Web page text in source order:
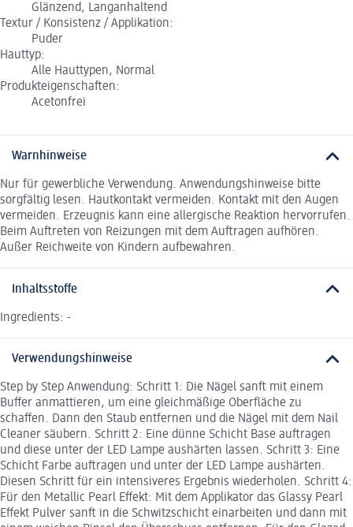
Glänzend, Langanhaltend
Textur / Konsistenz / Applikation:
Puder
Hauttyp:
Alle Hauttypen, Normal
Produkteigenschaften:
Acetonfrei
Warnhinweise
Nur für gewerbliche Verwendung. Anwendungshinweise bitte
sorgfältig lesen. Hautkontakt vermeiden. Kontakt mit den Augen
vermeiden. Erzeugnis kann eine allergische Reaktion hervorrufen.
Beim Auftreten von Reizungen mit dem Auftragen aufhören.
Außer Reichweite von Kindern aufbewahren.
Inhaltsstoffe
Ingredients: -
Verwendungshinweise
Step by Step Anwendung: Schritt 1: Die Nägel sanft mit einem
Buffer anmattieren, um eine gleichmäßige Oberfläche zu
schaffen. Dann den Staub entfernen und die Nägel mit dem Nail
Cleaner säubern. Schritt 2: Eine dünne Schicht Base auftragen
und diese unter der LED Lampe aushärten lassen. Schritt 3: Eine
Schicht Farbe auftragen und unter der LED Lampe aushärten.
Diesen Schritt für ein intensiveres Ergebnis wiederholen. Schritt 4:
Für den Metallic Pearl Effekt: Mit dem Applikator das Glassy Pearl
Effekt Pulver sanft in die Schwitzschicht einarbeiten und dann mit